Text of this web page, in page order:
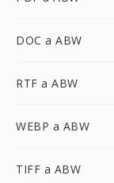
DOC a ABW
RTF a ABW
WEBP a ABW
TIFF a ABW